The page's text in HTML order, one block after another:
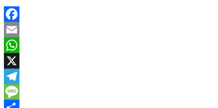
Facebook
Email
WhatsApp
X
Telegram